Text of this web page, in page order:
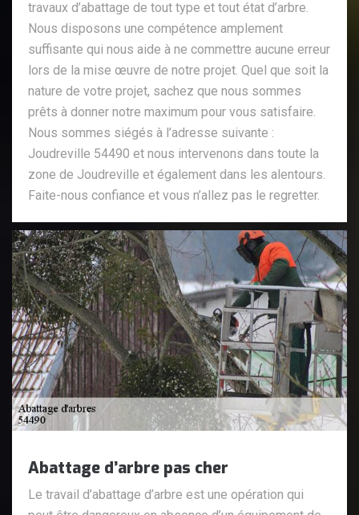
travaux d’abattage de tout type et tout état d’arbre.
Nous disposons une compétence amplement
suffisante qui nous aide à ne commettre aucune erreur
lors de la mise œuvre de notre projet. Quel que soit la
nature de votre projet, sachez que nous sommes
prêts à donner notre maximum pour vous satisfaire.
Nous sommes siégés à l’adresse suivante :
Joudreville 54490 et nous intervenons dans toute la
zone de Joudreville et également dans les alentours.
Faite-nous confiance et vous n’allez pas le regretter.
Abattage d’arbre pas cher
Le travail d’abattage d’arbre est une opération qui